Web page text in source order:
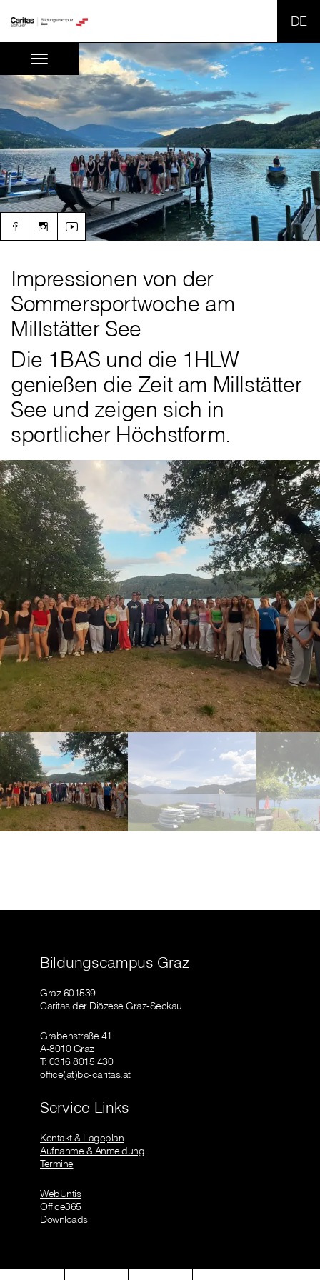
Impressionen von der
Sommersportwoche am
Millstätter See
Die 1BAS und die 1HLW
genießen die Zeit am Millstätter
See und zeigen sich in
sportlicher Höchstform.
Bildungscampus Graz
Graz 601539
Caritas der Diözese Graz-Seckau
Grabenstraße 41
A-8010 Graz
T: 0316 8015 430
office(at)bc-caritas.at
Service Links
Kontakt & Lageplan
Aufnahme & Anmeldung
Termine
WebUntis
Office365
Downloads